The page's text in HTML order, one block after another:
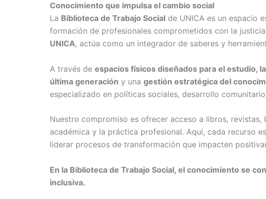
Conocimiento que impulsa el cambio social
La Biblioteca de Trabajo Social de UNICA es un espacio
formación de profesionales comprometidos con la
UNICA, actúa como un integrador de saberes y
A través de espacios físicos diseñados para el estudio,
última generación y una gestión estratégica del
especializado en políticas sociales, desarrollo
Nuestro compromiso es ofrecer acceso a libros,
académica y la práctica profesional. Aquí, cada recurso
liderar procesos de transformación que impacten
En la Biblioteca de Trabajo Social, el conocimiento se
inclusiva.